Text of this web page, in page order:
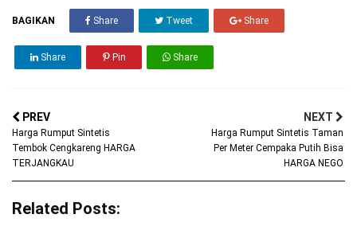
BAGIKAN Share Tweet Share
Share Pin Share
PREV
Harga Rumput Sintetis
Tembok Cengkareng HARGA
TERJANGKAU
NEXT
Harga Rumput Sintetis Taman
Per Meter Cempaka Putih Bisa
HARGA NEGO
Related Posts: